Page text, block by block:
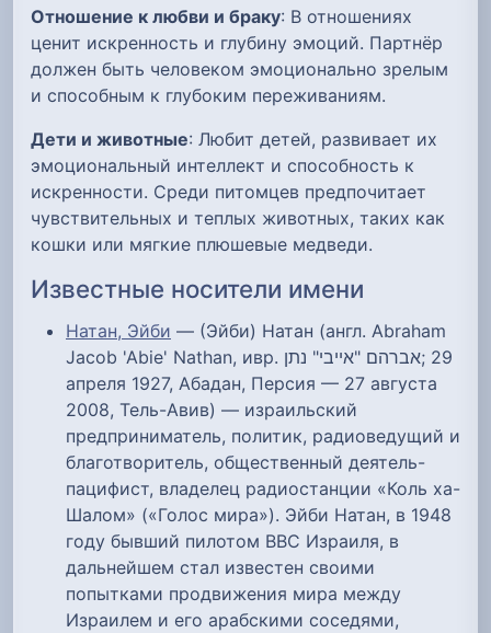
Отношение к любви и браку: В отношениях
ценит искренность и глубину эмоций. Партнёр
должен быть человеком эмоционально зрелым
и способным к глубоким переживаниям.
Дети и животные: Любит детей, развивает их
эмоциональный интеллект и способность к
искренности. Среди питомцев предпочитает
чувствительных и теплых животных, таких как
кошки или мягкие плюшевые медведи.
Известные носители имени
Натан, Эйби — (Эйби) Натан (англ. Abraham
Jacob 'Abie' Nathan, ивр. אברהם "אייבי" נתן‎; 29
апреля 1927, Абадан, Персия — 27 августа
2008, Тель-Авив) — израильский
предприниматель, политик, радиоведущий и
благотворитель, общественный деятель-
пацифист, владелец радиостанции «Коль ха-
Шалом» («Голос мира»). Эйби Натан, в 1948
году бывший пилотом ВВС Израиля, в
дальнейшем стал известен своими
попытками продвижения мира между
Израилем и его арабскими соседями,